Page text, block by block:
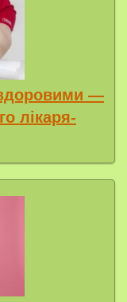
здоровими —
лікаря-